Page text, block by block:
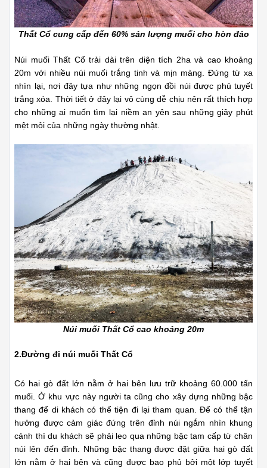
Thất Cổ cung cấp đến 60% sản lượng muối cho hòn đảo
Núi muối Thất Cổ trải dài trên diện tích 2ha và cao khoảng
20m với nhiều núi muối trắng tinh và mịn màng. Đứng từ xa
nhìn lại, nơi đây tựa như những ngọn đồi núi được phủ tuyết
trắng xóa. Thời tiết ở đây lại vô cùng dễ chịu nên rất thích hợp
cho những ai muốn tìm lại niềm an yên sau những giây phút
mệt mỏi của những ngày thường nhật.
Núi muối Thất Cổ cao khoảng 20m
2.Đường đi núi muối Thất Cổ
Có hai gò đất lớn nằm ở hai bên lưu trữ khoảng 60.000 tấn
muối. Ở khu vực này người ta cũng cho xây dựng những bậc
thang để di khách có thể tiện đi lại tham quan. Để có thể tận
hưởng được cảm giác đứng trên đỉnh núi ngắm nhìn khung
cảnh thì du khách sẽ phải leo qua những bậc tam cấp từ chân
núi lên đến đỉnh. Những bậc thang được đặt giữa hai gò đất
lớn nằm ở hai bên và cũng được bao phủ bởi một lớp tuyết